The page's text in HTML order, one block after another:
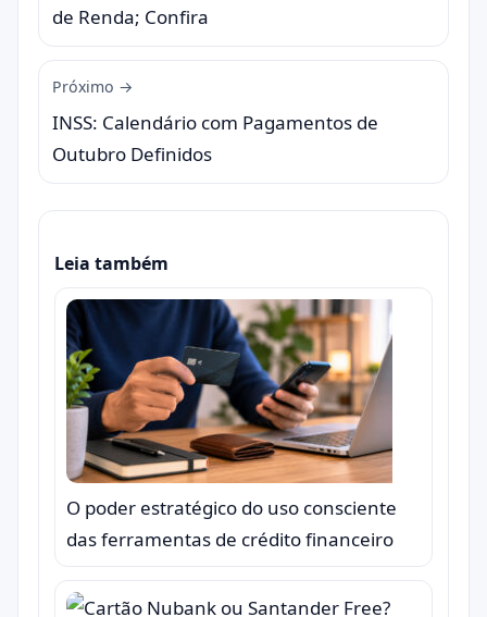
de Renda; Confira
Próximo →
INSS: Calendário com Pagamentos de
Outubro Definidos
Leia também
O poder estratégico do uso consciente
das ferramentas de crédito financeiro